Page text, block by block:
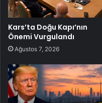
Kars’ta Doğu Kapı’nın
Önemi Vurgulandı
Ağustos 7, 2026